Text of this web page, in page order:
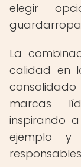
elegir
La
calidad en
marcas
inspirando
ejemplo